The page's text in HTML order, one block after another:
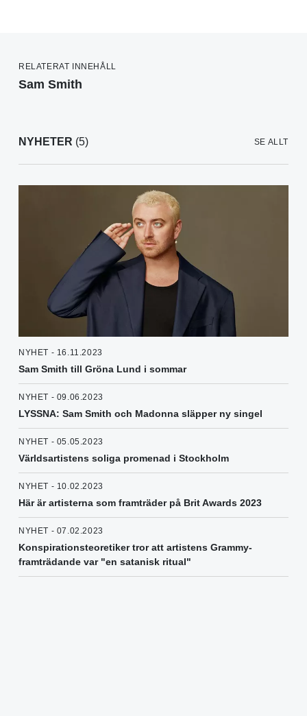
RELATERAT INNEHÅLL
Sam Smith
NYHETER (5) SE ALLT
NYHET - 16.11.2023
Sam Smith till Gröna Lund i sommar
NYHET - 09.06.2023
LYSSNA: Sam Smith och Madonna släpper ny singel
NYHET - 05.05.2023
Världsartistens soliga promenad i Stockholm
NYHET - 10.02.2023
Här är artisterna som framträder på Brit Awards 2023
NYHET - 07.02.2023
Konspirationsteoretiker tror att artistens Grammy-
framträdande var "en satanisk ritual"